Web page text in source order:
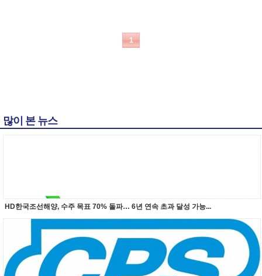
1
많이 본 뉴스
HD한국조선해양, 수주 목표 70% 돌파… 6년 연속 초과 달성 가능...